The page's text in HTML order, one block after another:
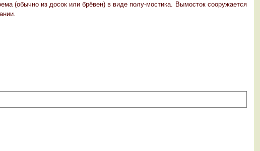
(обычно из досок или брёвен) в виде полу-мостика. Вымосток сооружается